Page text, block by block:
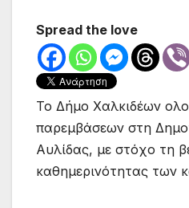
Spread the love
Το Δήμο Χαλκιδέων
παρεμβάσεων στη
Αυλίδας, με στόχο τη
καθημερινότητας των